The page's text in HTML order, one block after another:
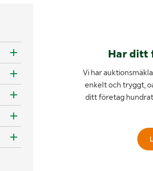
Har ditt
Vi har
enkelt och tryggt,
ditt företag